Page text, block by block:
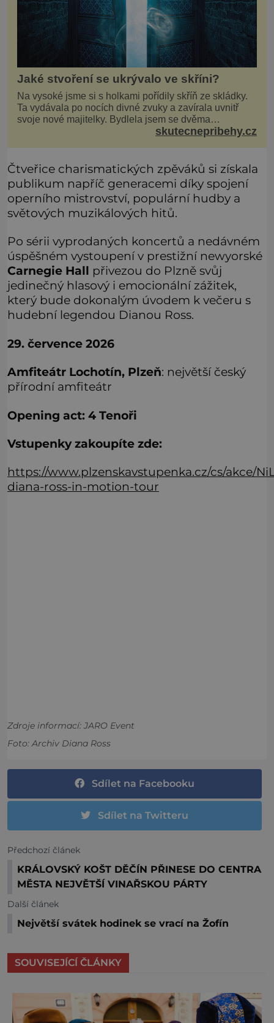
Jaké stvoření se ukrývalo ve skříni?
Na vysoké jsme si s holkami pořídily skříň ze skládky.
Ta vydávala po nocích divné zvuky a zavírala uvnitř
svoje nové majitelky. Bydlela jsem se dvěma
kamarádkami a bavilo nás zvelebovat si náš byt. Skoro
skutecnepribehy.cz
Čtveřice charismatických zpěváků si získala
publikum napříč generacemi díky spojení
operního mistrovství, populární hudby a
světových muzikálových hitů.
Po sérii vyprodaných koncertů a nedávném
úspěšném vystoupení v prestižní newyorské
Carnegie Hall přivezou do Plzně svůj
jedinečný hlasový i emocionální zážitek,
který bude dokonalým úvodem k večeru s
hudební legendou Dianou Ross.
29. července 2026
Amfiteátr Lochotín, Plzeň: největší český
přírodní amfiteátr
Opening act: 4 Tenoři
Vstupenky zakoupíte zde:
https://www.plzenskavstupenka.cz/cs/akce/
diana-ross-in-motion-tour
Zdroje informací: JARO Event
Foto: Archiv Diana Ross
Sdílet na Facebooku
Sdílet na Twitteru
Předchozí článek
KRÁLOVSKÝ KOŠT DĚČÍN PŘINESE DO CENTRA
MĚSTA NEJVĚTŠÍ VINAŘSKOU PÁRTY
Další článek
Největší svátek hodinek se vrací na Žofín
SOUVISEJÍCÍ ČLÁNKY